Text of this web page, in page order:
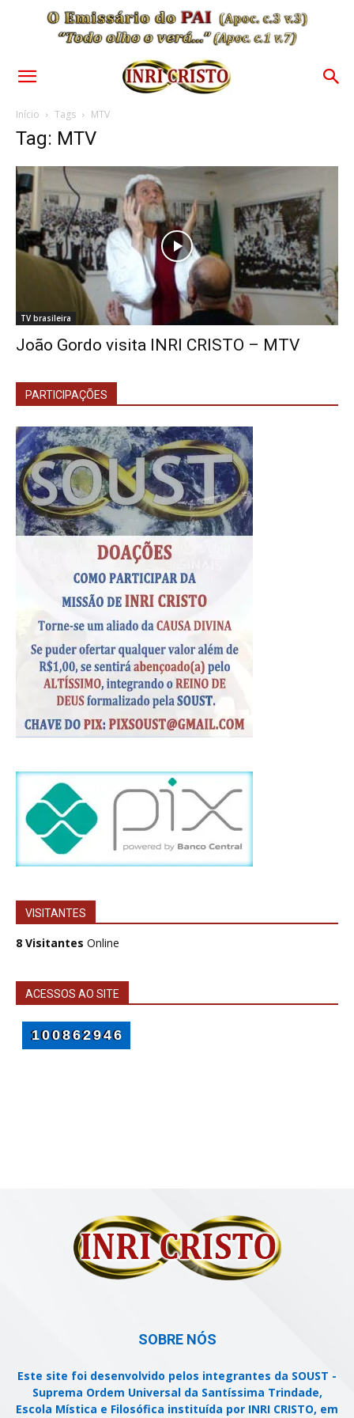
Início Tags MTV
Tag: MTV
TV brasileira
João Gordo visita INRI CRISTO – MTV
PARTICIPAÇÕES
VISITANTES
8 Visitantes Online
ACESSOS AO SITE
SOBRE NÓS
Este site foi desenvolvido pelos integrantes da SOUST -
Suprema Ordem Universal da Santíssima Trindade,
Escola Mística e Filosófica instituída por INRI CRISTO, em